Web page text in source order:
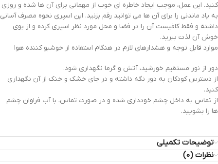
کنید. این عمل، موجب ایجاد خاطره ای خوب از مهمانی برای آن ها شده و روزی
به یاد ماندنی را برای آن ها می توانید رقم بزنید. این اسپری نحوه مصرف آسانی
داشته و فقط کافیست آن را در فضا و محل مورد نظر اسپری کرده و از بوی
خوش آن لذت ببرید.
موارد قابل توجه و هشدارهای لازم در هنگام استفاده از خوشبو کننده هوا
دور از نور مستقیم خورشید، آتش و گرما نگهداری شود.
از دسترس کودکان به دور نگه داشته و در جای خشک و خنک از آن نگهداری
کنید.
از تماس به داخل چشم خودداری شده و در صورت تماس، با آب فراوان چشم
ها را بشویید.
توضیحات تکمیلی
نظرات (0)